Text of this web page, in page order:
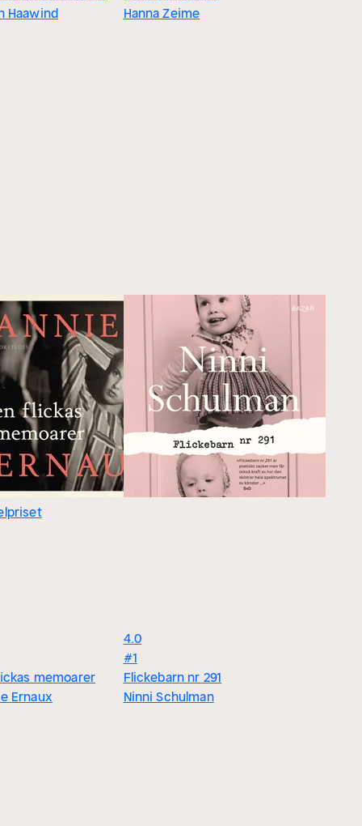
Haawind
Hanna Zeime
memoarer
Ernaux
4.0
#1
Flickebarn nr 291
Ninni Schulman